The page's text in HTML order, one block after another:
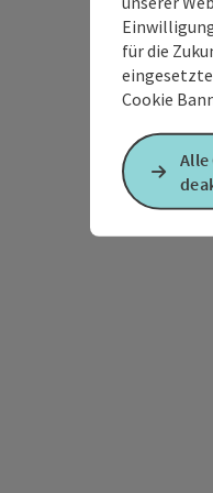
für die
Cookie
Alle